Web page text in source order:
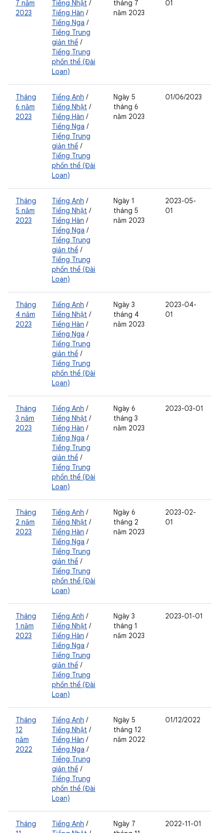
7 năm
2023
Tiếng Nhật /
Tiếng Hàn /
Tiếng Nga /
Tiếng Trung
giản thể /
Tiếng Trung
phồn thể (Đài
Loan)
tháng 7
năm 2023
01
Tháng
6 năm
2023
Tiếng Anh /
Tiếng Nhật /
Tiếng Hàn /
Tiếng Nga /
Tiếng Trung
giản thể /
Tiếng Trung
phồn thể (Đài
Loan)
Ngày 5
tháng 6
năm 2023
01/06/2023
Tháng
5 năm
2023
Tiếng Anh /
Tiếng Nhật /
Tiếng Hàn /
Tiếng Nga /
Tiếng Trung
giản thể /
Tiếng Trung
phồn thể (Đài
Loan)
Ngày 1
tháng 5
năm 2023
2023-05-
01
Tháng
4 năm
2023
Tiếng Anh /
Tiếng Nhật /
Tiếng Hàn /
Tiếng Nga /
Tiếng Trung
giản thể /
Tiếng Trung
phồn thể (Đài
Loan)
Ngày 3
tháng 4
năm 2023
2023-04-
01
Tháng
3 năm
2023
Tiếng Anh /
Tiếng Nhật /
Tiếng Hàn /
Tiếng Nga /
Tiếng Trung
giản thể /
Tiếng Trung
phồn thể (Đài
Loan)
Ngày 6
tháng 3
năm 2023
2023-03-01
Tháng
2 năm
2023
Tiếng Anh /
Tiếng Nhật /
Tiếng Hàn /
Tiếng Nga /
Tiếng Trung
giản thể /
Tiếng Trung
phồn thể (Đài
Loan)
Ngày 6
tháng 2
năm 2023
2023-02-
01
Tháng
1 năm
2023
Tiếng Anh /
Tiếng Nhật /
Tiếng Hàn /
Tiếng Nga /
Tiếng Trung
giản thể /
Tiếng Trung
phồn thể (Đài
Loan)
Ngày 3
tháng 1
năm 2023
2023-01-01
Tháng
12
năm
2022
Tiếng Anh /
Tiếng Nhật /
Tiếng Hàn /
Tiếng Nga /
Tiếng Trung
giản thể /
Tiếng Trung
phồn thể (Đài
Loan)
Ngày 5
tháng 12
năm 2022
01/12/2022
Tháng
Tiếng Anh /
Ngày 7
2022-11-01